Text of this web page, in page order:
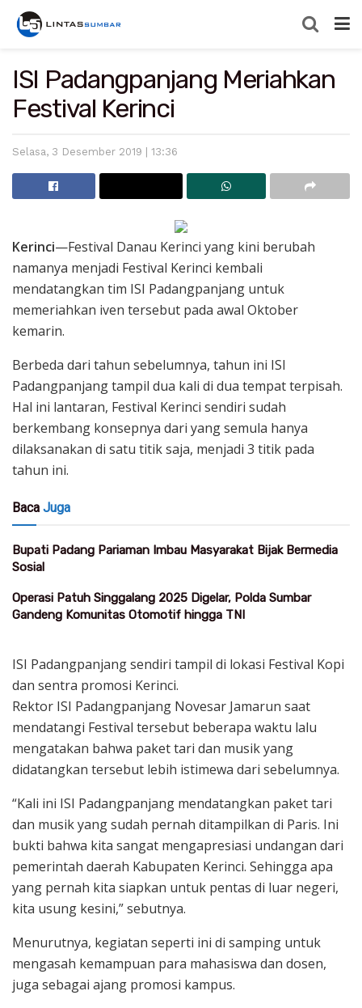
ISI Padangpanjang Meriahkan
Festival Kerinci
Selasa, 3 Desember 2019 | 13:36
Kerinci—Festival Danau Kerinci yang kini berubah
namanya menjadi Festival Kerinci kembali
mendatangkan tim ISI Padangpanjang untuk
memeriahkan iven tersebut pada awal Oktober
kemarin.
Berbeda dari tahun sebelumnya, tahun ini ISI
Padangpanjang tampil dua kali di dua tempat terpisah.
Hal ini lantaran, Festival Kerinci sendiri sudah
berkembang konsepnya dari yang semula hanya
dilaksanakan di satu titik saja, menjadi 3 titik pada
tahun ini.
Baca Juga
Bupati Padang Pariaman Imbau Masyarakat Bijak Bermedia
Sosial
Operasi Patuh Singgalang 2025 Digelar, Polda Sumbar
Gandeng Komunitas Otomotif hingga TNI
ISI Padangpanjang sendiri tampil di lokasi Festival Kopi
dan sentra promosi Kerinci.
Rektor ISI Padangpanjang Novesar Jamarun saat
mendatangi Festival tersebut beberapa waktu lalu
mengatakan bahwa paket tari dan musik yang
didatangkan tersebut lebih istimewa dari sebelumnya.
“Kali ini ISI Padangpanjang mendatangkan paket tari
dan musik yang sudah pernah ditampilkan di Paris. Ini
bukti bahwa kita sangat mengapresiasi undangan dari
pemerintah daerah Kabupaten Kerinci. Sehingga apa
yang pernah kita siapkan untuk pentas di luar negeri,
kita usung kesini,” sebutnya.
Menurutnya, kegiatan seperti ini di samping untuk
mengasah kemampuan para mahasiswa dan dosen,
juga sebagai ajang promosi kampus.